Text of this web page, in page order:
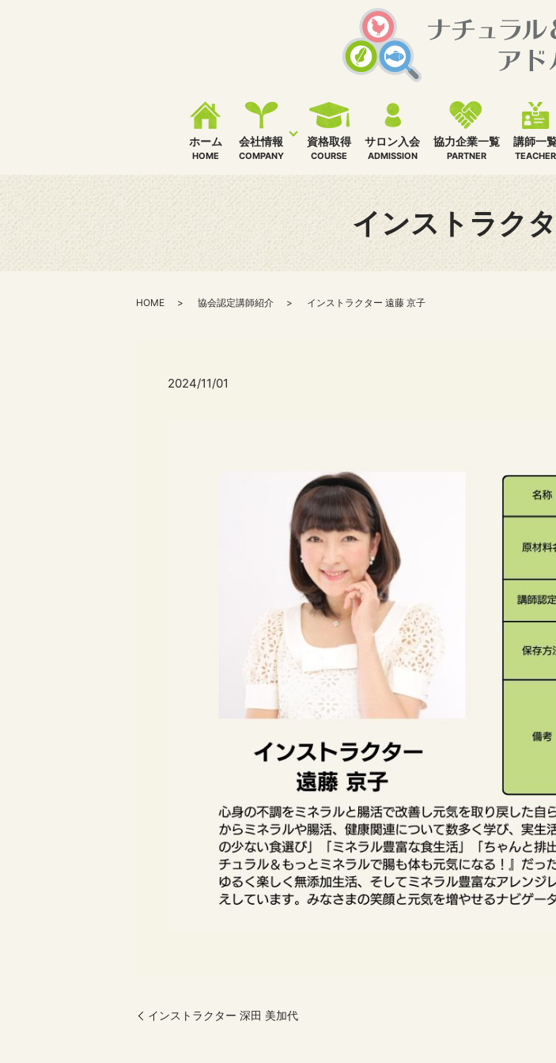
ホーム
HOME
会社情報
COMPANY
資格取得
COURSE
サロン入会
ADMISSION
協力企業一覧
PARTNER
講師一
TEACHER
インストラク
HOME 協会認定講師紹介 インストラクター 遠藤 京子
2024/11/01
インストラクター 深田 美加代